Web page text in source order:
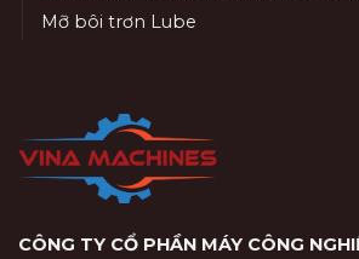
Mỡ bôi trơn Lube
CÔNG TY CỔ PHẦN MÁY CÔNG